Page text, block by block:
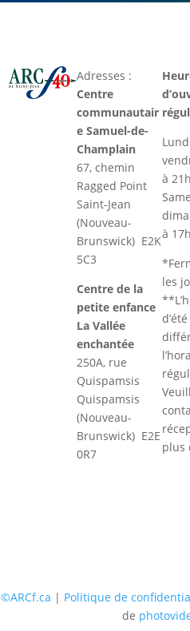
Adresses :
Centre
communautair
e Samuel-de-
Champlain
67, chemin
Ragged Point
Saint-Jean
(Nouveau-
Brunswick) E2K
5C3
Centre de la
petite enfance
La Vallée
enchantée
250A, rue
Quispamsis
Quispamsis
(Nouveau-
Brunswick) E2E
0R7
à 21h
à 17h
les
plus
©ARCf.ca | Politique de
de